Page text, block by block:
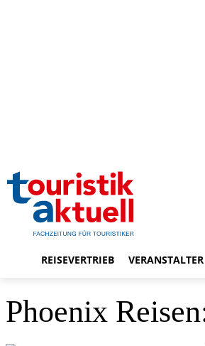
REISEVERTRIEB VERANSTALTER
Phoenix